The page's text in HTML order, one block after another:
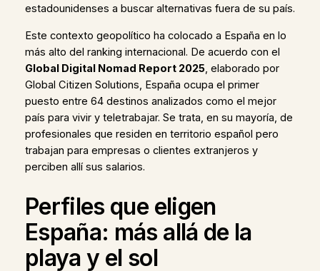
estadounidenses a buscar alternativas fuera de su país.
Este contexto geopolítico ha colocado a España en lo
más alto del ranking internacional. De acuerdo con el
Global Digital Nomad Report 2025, elaborado por
Global Citizen Solutions, España ocupa el primer
puesto entre 64 destinos analizados como el mejor
país para vivir y teletrabajar. Se trata, en su mayoría, de
profesionales que residen en territorio español pero
trabajan para empresas o clientes extranjeros y
perciben allí sus salarios.
Perfiles que eligen
España: más allá de la
playa y el sol